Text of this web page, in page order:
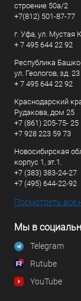
строение 50а/2
+7(812) 501-87-77
г. Уфа, ул. Мустая
+ 7 495 644 22 92
Республика
ул. Геологов, зд. 23
+ 7 495 644 22 92
Краснодарский
Рудакова, дом 25
+7 (861) 205-75- 25
+7 928 223 59 73
Новосибирская
корпус 1, эт.1.
+7 (383) 383-24-27
+7 (495) 644-22-92
Посмотреть все
Мы в
Telegram
Rutube
YouTube